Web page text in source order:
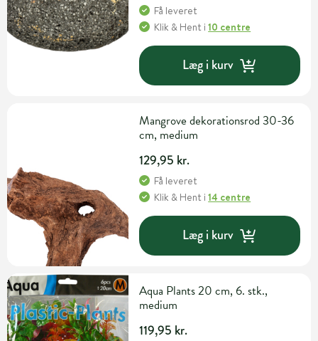
Få leveret
Klik & Hent i10 centre
Læg i kurv
Mangrove dekorationsrod 30-36
cm, medium
129,95 kr.
Få leveret
Klik & Hent i14 centre
Læg i kurv
Aqua Plants 20 cm, 6. stk.,
medium
119,95 kr.